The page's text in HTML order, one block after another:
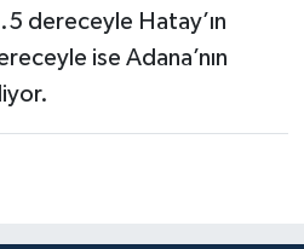
dereceyle Hatay’ın
ise Adana’nın